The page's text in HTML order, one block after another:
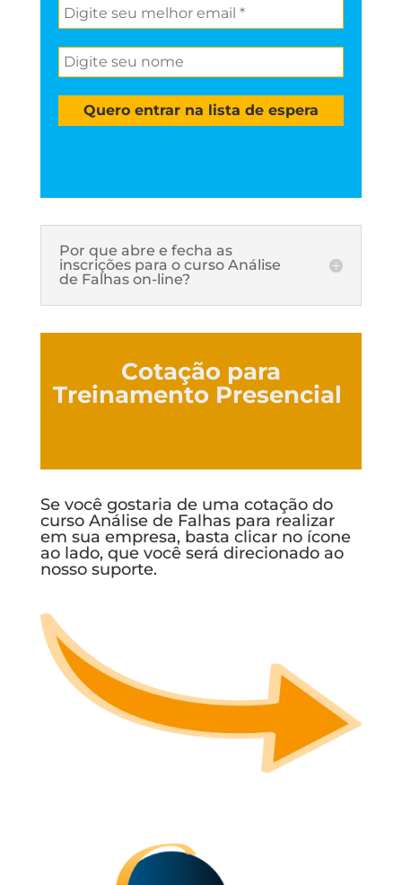
Por que abre e fecha as
inscrições para o curso Análise
de Falhas on-line?
Cotação para
Treinamento Presencial
Se você gostaria de uma cotação do
curso Análise de Falhas para realizar
em sua empresa, basta clicar no ícone
ao lado, que você será direcionado ao
nosso suporte.